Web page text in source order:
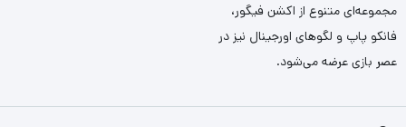
مجموعه‌ای متنوع از اکشن فیگور،
فانکو پاپ و لگوهای اورجینال نیز در
عصر بازی عرضه می‌شود.